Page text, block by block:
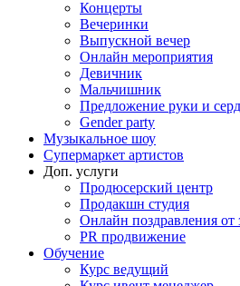
Концерты
Вечеринки
Выпускной вечер
Онлайн мероприятия
Девичник
Мальчишник
Предложение руки и
Gender party
Музыкальное шоу
Супермаркет артистов
Доп. услуги
Продюсерский центр
Продакшн студия
Онлайн поздравления от
PR продвижение
Обучение
Курс ведущий